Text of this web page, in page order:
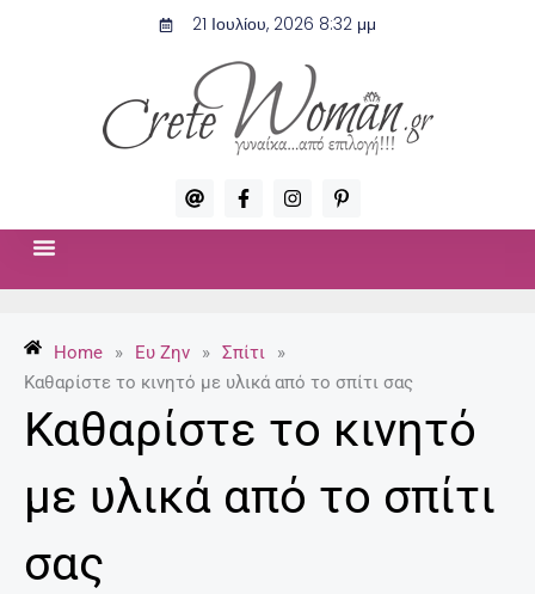
21 Ιουλίου, 2026 8:32 μμ
A
t
F
a
c
f
I
n
s
P
i
n
p
Home » Ευ Ζην » Σπίτι
»
Καθαρίστε το κινητό με υλικά από το σπίτι σας
Καθαρίστε το κινητό
με υλικά από το σπίτι
σας